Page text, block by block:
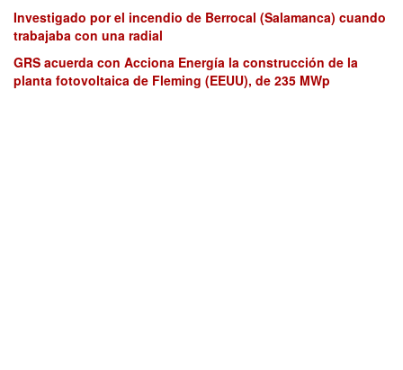
Investigado por el incendio de Berrocal (Salamanca) cuando
trabajaba con una radial
GRS acuerda con Acciona Energía la construcción de la
planta fotovoltaica de Fleming (EEUU), de 235 MWp